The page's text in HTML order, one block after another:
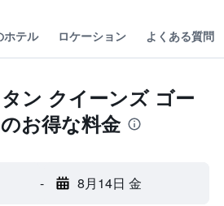
ホテル ロケーション よくある質問
ン クイーンズ ゴー
お得な料金
- 8月14日 金